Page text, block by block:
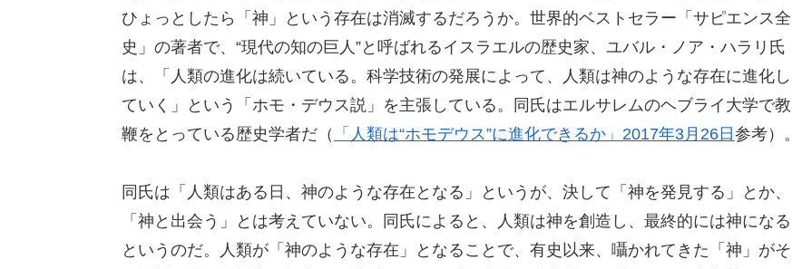
ひょっとしたら「神」という存在は消滅するだろうか。世界的ベストセラー「サピエンス全
史」の著者で、“現代の知の巨人”と呼ばれるイスラエルの歴史家、ユバル・ノア・ハラリ氏
は、「人類の進化は続いている。科学技術の発展によって、人類は神のような存在に進化し
ていく」という「ホモ・デウス説」を主張している。同氏はエルサレムのヘブライ大学で教
鞭をとっている歴史学者だ（
「人類は“ホモデウス”に進化できるか」2017年3月26日 参考）。
同氏は「人類はある日、神のような存在となる」というが、決して「神を発見する」とか、
「神と出会う」とは考えていない。同氏によると、人類は神を創造し、最終的には神になる
というのだ。人類が「神のような存在」となることで、有史以来、囁かれてきた「神」がそ